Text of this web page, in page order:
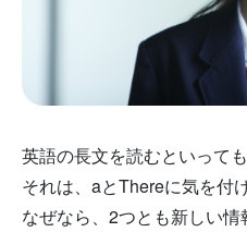
英語の長文を読むといって
それは、aとThereに気を付
なぜなら、2つとも新しい